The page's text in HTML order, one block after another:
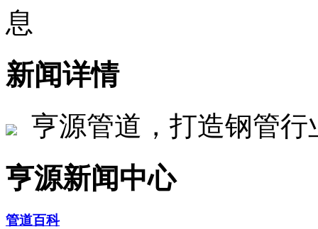
息
新闻详情
亨源管道，打造钢管
亨源新闻中心
管道百科